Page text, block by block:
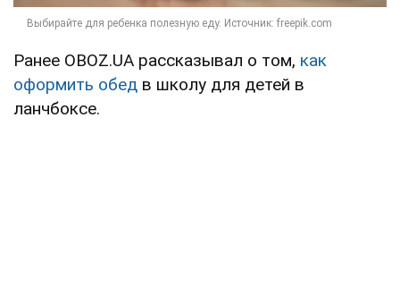
Ранее OBOZ.UA рассказывал о том, как
оформить обед в школу для детей в
ланчбоксе.